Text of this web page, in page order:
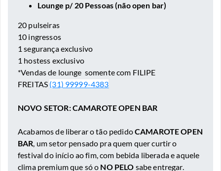
Lounge p/ 20 Pessoas (não open bar)
20 pulseiras
10 ingressos
1 segurança exclusivo
1 hostess exclusivo
*Vendas de lounge somente com FILIPE
FREITAS (31) 99999-4383
NOVO SETOR: CAMAROTE OPEN BAR
Acabamos de liberar o tão pedidoCAMAROTE OPEN
BAR, um setor pensado pra quem quer curtir o
festival do início ao fim, com bebida liberada e aquele
clima premium que só o NO PELO sabe entregar.